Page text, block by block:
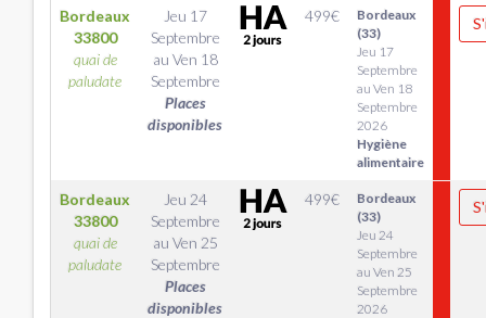
Bordeaux
33800
quai de
paludate
Jeu 17
Septembre
au Ven 18
Septembre
Places
disponibles
499€
Bordeaux
(33)
Jeu 17
Septembre
au Ven 18
Septembre
2026
Hygiène
alimentaire
Bordeaux
33800
quai de
paludate
Jeu 24
Septembre
au Ven 25
Septembre
Places
disponibles
499€
Bordeaux
(33)
Jeu 24
Septembre
au Ven 25
Septembre
2026